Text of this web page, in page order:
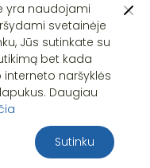
yra naudojami
svetainėje
Jūs sutinkate su
bet kada
naršyklės
Daugiau
Sutinku